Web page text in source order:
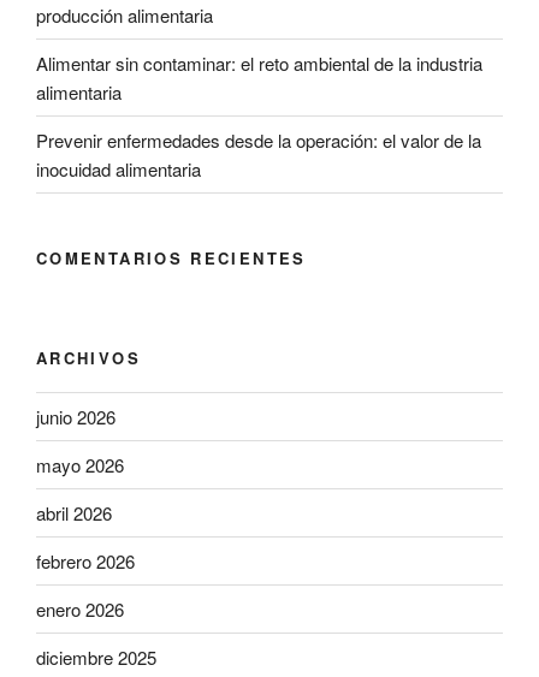
producción alimentaria
Alimentar sin contaminar: el reto ambiental de la industria
alimentaria
Prevenir enfermedades desde la operación: el valor de la
inocuidad alimentaria
COMENTARIOS RECIENTES
ARCHIVOS
junio 2026
mayo 2026
abril 2026
febrero 2026
enero 2026
diciembre 2025